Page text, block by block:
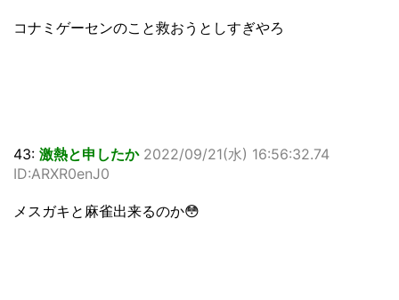
コナミゲーセンのこと救おうとしすぎやろ
43: 激熱と申したか 2022/09/21(水) 16:56:32.74
ID:ARXR0enJ0
メスガキと麻雀出来るのか😳